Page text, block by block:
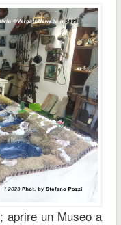
; aprire un Museo a